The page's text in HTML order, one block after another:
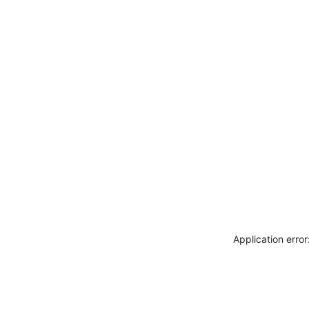
Application